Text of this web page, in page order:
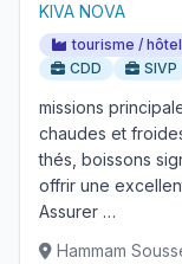
KIVA NOVA
tourisme /
CDD
SIVP
missions
chaudes et
thés, boissons
offrir une
Assurer …
Hammam